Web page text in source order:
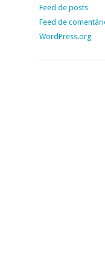
Feed de posts
Feed de
WordPress.org